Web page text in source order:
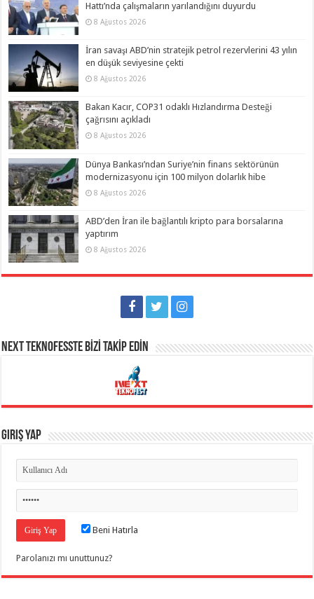
Hattı’nda çalışmaların yarılandığını duyurdu
8 Ağustos 2026
İran savaşı ABD’nin stratejik petrol rezervlerini 43 yılın
en düşük seviyesine çekti
8 Ağustos 2026
Bakan Kacır, COP31 odaklı Hızlandırma Desteği
çağrısını açıkladı
8 Ağustos 2026
Dünya Bankası’ndan Suriye’nin finans sektörünün
modernizasyonu için 100 milyon dolarlık hibe
8 Ağustos 2026
ABD’den İran ile bağlantılı kripto para borsalarına
yaptırım
8 Ağustos 2026
NEXT TEKNOFESSTE BİZİ TAKİP EDİN
Giriş Yap
Beni Hatırla
Parolanızı mı unuttunuz?